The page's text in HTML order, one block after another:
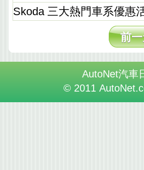
Skoda 三大熱門車系優惠
前
AutoNet汽車
© 2011